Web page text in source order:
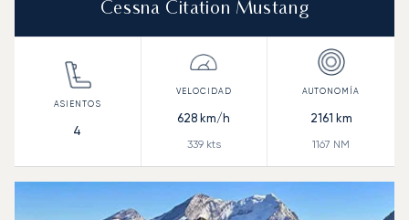
Cessna Citation Mustang
4
628 km/h
339kts
2161 km
1167 NM